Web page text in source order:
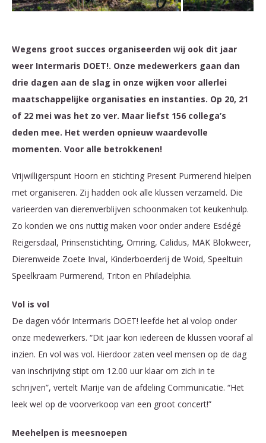
Wegens groot succes organiseerden wij ook dit jaar
weer Intermaris DOET!. Onze medewerkers gaan dan
drie dagen aan de slag in onze wijken voor allerlei
maatschappelijke organisaties en instanties. Op 20, 21
of 22 mei was het zo ver. Maar liefst 156 collega’s
deden mee. Het werden opnieuw waardevolle
momenten. Voor alle betrokkenen!
Vrijwilligerspunt Hoorn en stichting Present Purmerend hielpen
met organiseren. Zij hadden ook alle klussen verzameld. Die
varieerden van dierenverblijven schoonmaken tot keukenhulp.
Zo konden we ons nuttig maken voor onder andere Esdégé
Reigersdaal, Prinsenstichting, Omring, Calidus, MAK Blokweer,
Dierenweide Zoete Inval, Kinderboerderij de Woid, Speeltuin
Speelkraam Purmerend, Triton en Philadelphia.
Vol is vol
De dagen vóór Intermaris DOET! leefde het al volop onder
onze medewerkers. “Dit jaar kon iedereen de klussen vooraf al
inzien. En vol was vol. Hierdoor zaten veel mensen op de dag
van inschrijving stipt om 12.00 uur klaar om zich in te
schrijven”, vertelt Marije van de afdeling Communicatie. “Het
leek wel op de voorverkoop van een groot concert!”
Meehelpen is meesnoepen